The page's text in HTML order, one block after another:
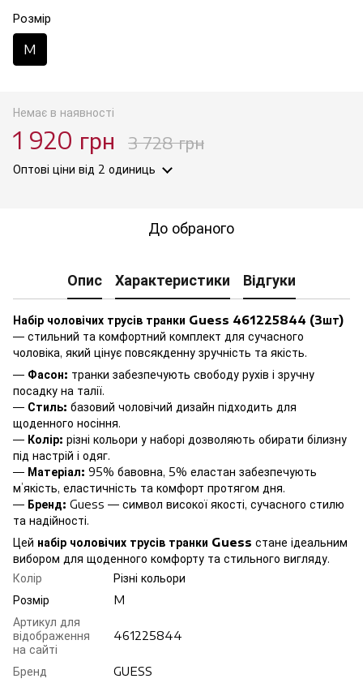
Розмір
M
Немає в наявності
1 920 грн 3 728 грн
Оптові ціни від 2 одиниць
До обраного
Опис Характеристики Відгуки
Набір чоловічих трусів транки Guess 461225844 (3шт)
— стильний та комфортний комплект для сучасного
чоловіка, який цінує повсякденну зручність та якість.
— Фасон: транки забезпечують свободу рухів і зручну
посадку на талії.
— Стиль: базовий чоловічий дизайн підходить для
щоденного носіння.
— Колір: різні кольори у наборі дозволяють обирати білизну
під настрій і одяг.
— Матеріал: 95% бавовна, 5% еластан забезпечують
м’якість, еластичність та комфорт протягом дня.
— Бренд: Guess — символ високої якості, сучасного стилю
та надійності.
Цей набір чоловічих трусів транки Guess стане ідеальним
вибором для щоденного комфорту та стильного вигляду.
Колір
Різні кольори
Розмір
M
Артикул для
відображення
на сайті
461225844
Бренд
GUESS